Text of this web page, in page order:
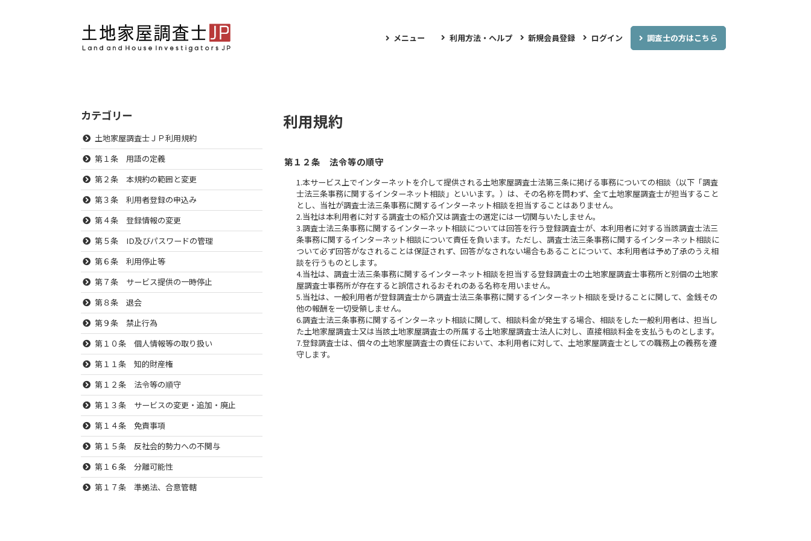
メニュー 利用方法・ヘルプ 新規会員登録 ログイン 調査士の方はこちら
利用規約
第１２条 法令等の順守
1.本サービス上でインターネットを介して提供される土地家屋調査士法第三条に掲げる事務についての相談（以下「調査
士法三条事務に関するインターネット相談」といいます。）は、その名称を問わず、全て土地家屋調査士が担当すること
とし、当社が調査士法三条事務に関するインターネット相談を担当することはありません。
2.当社は本利用者に対する調査士の紹介又は調査士の選定には一切関与いたしません。
3.調査士法三条事務に関するインターネット相談については回答を行う登録調査士が、本利用者に対する当該調査士法三
条事務に関するインターネット相談について責任を負います。ただし、調査士法三条事務に関するインターネット相談に
ついて必ず回答がなされることは保証されず、回答がなされない場合もあることについて、本利用者は予め了承のうえ相
談を行うものとします。
4.当社は、調査士法三条事務に関するインターネット相談を担当する登録調査士の土地家屋調査士事務所と別個の土地家
屋調査士事務所が存在すると誤信されるおそれのある名称を用いません。
5.当社は、一般利用者が登録調査士から調査士法三条事務に関するインターネット相談を受けることに関して、金銭その
他の報酬を一切受領しません。
6.調査士法三条事務に関するインターネット相談に関して、相談料金が発生する場合、相談をした一般利用者は、担当し
た土地家屋調査士又は当該土地家屋調査士の所属する土地家屋調査士法人に対し、直接相談料金を支払うものとします。
7.登録調査士は、個々の土地家屋調査士の責任において、本利用者に対して、土地家屋調査士としての職務上の義務を遵
守します。
カテゴリー
土地家屋調査士ＪＰ利用規約
第１条 用語の定義
第２条 本規約の範囲と変更
第３条 利用者登録の申込み
第４条 登録情報の変更
第５条 ID及びパスワードの管理
第６条 利用停止等
第７条 サービス提供の一時停止
第８条 退会
第９条 禁止行為
第１０条 個人情報等の取り扱い
第１１条 知的財産権
第１２条 法令等の順守
第１３条 サービスの変更・追加・廃止
第１４条 免責事項
第１５条 反社会的勢力への不関与
第１６条 分離可能性
第１７条 準拠法、合意管轄